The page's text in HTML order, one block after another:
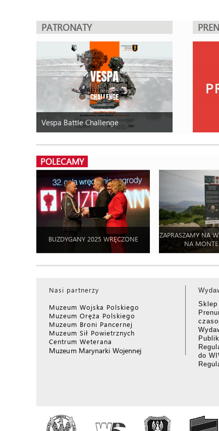
PATRONATY
Vespa Battle Challenge
POLECAMY
BUZDYGANY 2025 WRĘCZONE
ZAPRASZAMY NA
NA
Nasi partnerzy
Muzeum Wojska Polskiego
Muzeum Oręża Polskiego
Muzeum Broni Pancernej
Muzeum Sił Powietrznych
Centrum Weterana
Muzeum Marynarki Wojennej
Sklep
do